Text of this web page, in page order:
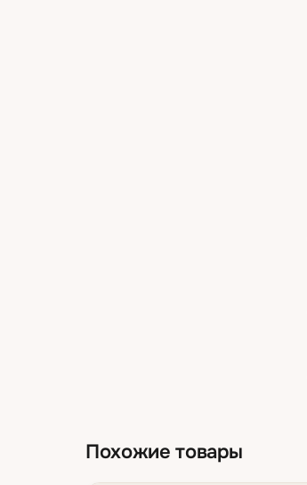
Похожие товары